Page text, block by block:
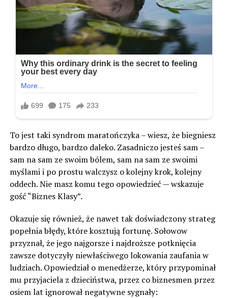
To jest taki syndrom maratończyka – wiesz, że biegniesz
bardzo długo, bardzo daleko. Zasadniczo jesteś sam –
sam na sam ze swoim bólem, sam na sam ze swoimi
myślami i po prostu walczysz o kolejny krok, kolejny
oddech. Nie masz komu tego opowiedzieć — wskazuje
gość “Biznes Klasy”.
Okazuje się również, że nawet tak doświadczony strateg
popełnia błędy, które kosztują fortunę. Sołowow
przyznał, że jego najgorsze i najdroższe potknięcia
zawsze dotyczyły niewłaściwego lokowania zaufania w
ludziach. Opowiedział o menedżerze, który przypominał
mu przyjaciela z dzieciństwa, przez co biznesmen przez
osiem lat ignorował negatywne sygnały: